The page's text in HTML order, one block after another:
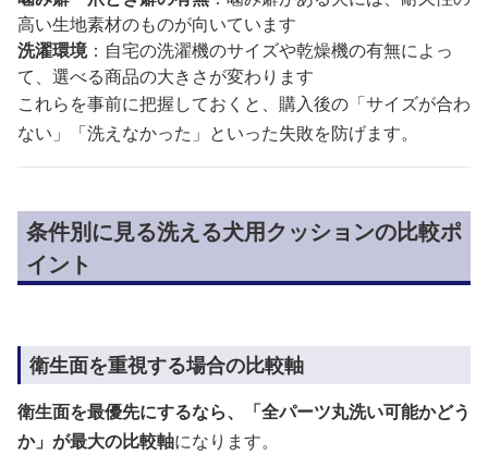
高い生地素材のものが向いています
洗濯環境：自宅の洗濯機のサイズや乾燥機の有無によっ
て、選べる商品の大きさが変わります
これらを事前に把握しておくと、購入後の「サイズが合わ
ない」「洗えなかった」といった失敗を防げます。
条件別に見る洗える犬用クッションの比較ポ
イント
衛生面を重視する場合の比較軸
衛生面を最優先にするなら、「全パーツ丸洗い可能かどう
か」が最大の比較軸になります。